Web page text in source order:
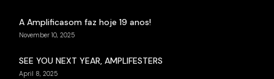
A Amplificasom faz hoje 19 anos!
November 10, 2025
SEE YOU NEXT YEAR, AMPLIFESTERS
April 8, 2025